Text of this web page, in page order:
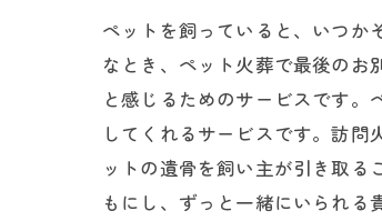
ペットを飼っていると、いつか
なとき、ペット火葬で最後のお
と感じるためのサービスです
してくれるサービスです。訪
ットの遺骨を飼い主が引き取
もにし、ずっと一緒にいられる